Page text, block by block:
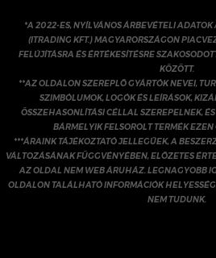
*A 2022-ES, NYÍLVÁNOS ÁRBEVÉTELI
(ITRADING KFT.) MAGYARORSZÁGON
FELÚJÍTÁSRA ÉS ÉRTÉKESÍTÉSRE
KÖZÖTT.
**AZ OLDALON SZEREPLŐ GYÁRTÓK NEVEI,
SZIMBÓLUMOK, LOGÓK ÉS LEÍRÁSOK,
ÖSSZEHASONLÍTÁSI CÉLLAL SZEREPELNEK,
BÁRMELYIK FELSOROLT TERMÉK EZEN
***ÁRAINK TÁJÉKOZTATÓ JELLEGŰEK, A
VÁLTOZÁSÁNAK FÜGGVÉNYÉBEN, ELŐZETES
AZ OLDAL NEM WEB ÁRUHÁZ. LEGNAGYOBB
OLDALON TALÁLHATÓ INFORMÁCIÓK
NEM TUDUNK.